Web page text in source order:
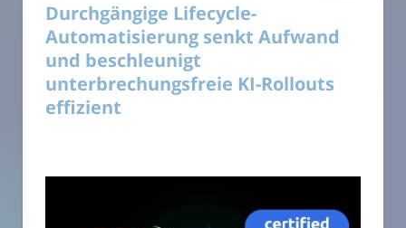
Durchgängige Lifecycle-
Automatisierung senkt Aufwand
und beschleunigt
unterbrechungsfreie KI-Rollouts
effizient